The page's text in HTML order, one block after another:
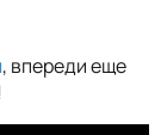
, впереди еще